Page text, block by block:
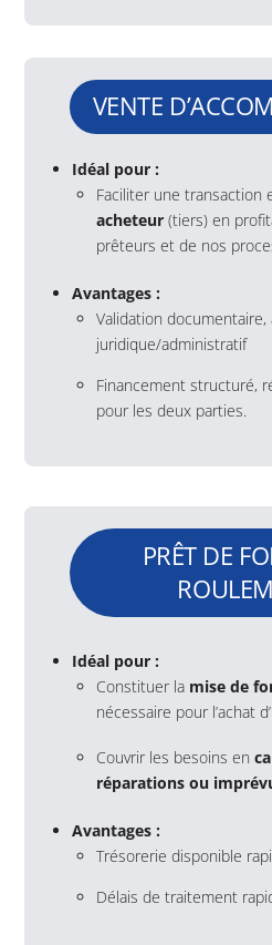
VENTE
Idéal pour :
Faciliter une
acheteur (tiers) en
prêteurs et de nos
Avantages :
Validation
juridique/administratif
Financement structuré,
pour les deux parties.
PRÊT DE
Idéal pour :
Constituer la mise de
nécessaire pour l’achat
Couvrir les besoins en
réparations ou
Avantages :
Trésorerie disponible
Délais de traitement